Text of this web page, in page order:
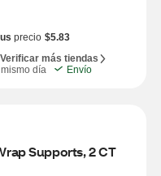
precio $5.83
Verificar más tiendas
día
Envío
Supports, 2 CT